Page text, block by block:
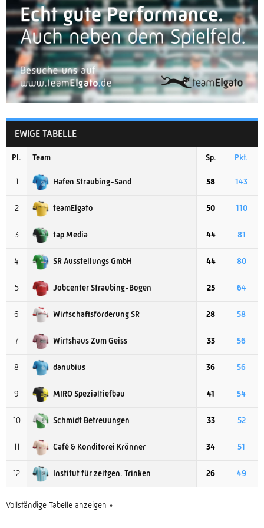
EWIGE TABELLE
Pl. Team Sp. Pkt.
1 Hafen Straubing-Sand 58 143
2 teamElgato 50 110
3 tap Media 44 81
4 SR Ausstellungs GmbH 44 80
5 Jobcenter Straubing-Bogen 25 64
6 Wirtschaftsförderung SR 28 58
7 Wirtshaus Zum Geiss 33 56
8 danubius 36 56
9 MIRO Spezialtiefbau 41 54
10 Schmidt Betreuungen 33 52
11 Café & Konditorei Krönner 34 51
12 Institut für zeitgen. Trinken 26 49
Vollständige Tabelle anzeigen »